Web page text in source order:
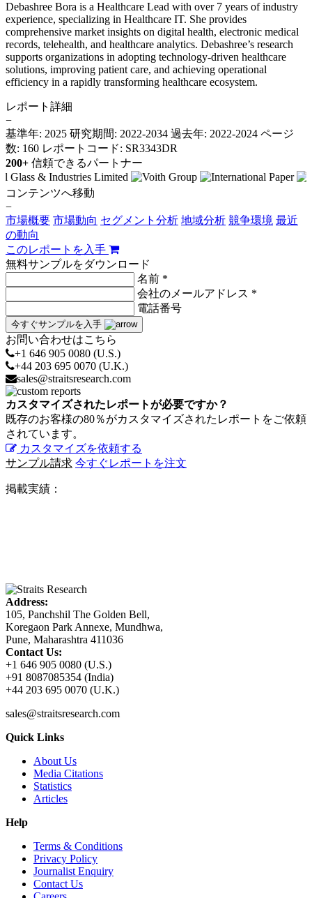
Debashree Bora is a Healthcare Lead with over 7 years of industry
experience, specializing in Healthcare IT. She provides
comprehensive market insights on digital health, electronic medical
records, telehealth, and healthcare analytics. Debashree’s research
supports organizations in adopting technology-driven healthcare
solutions, improving patient care, and achieving operational
efficiency in a rapidly transforming healthcare ecosystem.
レポート詳細
−
基準年: 2025 研究期間: 2022-2034 過去年: 2022-2024 ページ
数: 160 レポートコード: SR3343DR
200+ 信頼できるパートナー
コンテンツへ移動
−
市場概要 市場動向 セグメント分析 地域分析 競争環境 最近
の動向
このレポートを入手
無料サンプルをダウンロード
名前 *
会社のメールアドレス *
電話番号
今すぐサンプルを入手
お問い合わせはこちら
+1 646 905 0080 (U.S.)
+44 203 695 0070 (U.K.)
sales@straitsresearch.com
カスタマイズされたレポートが必要ですか？
既存のお客様の80％がカスタマイズされたレポートをご依頼
されています。
カスタマイズを依頼する
サンプル請求 今すぐレポートを注文
掲載実績：
Address:
105, Panchshil The Golden Bell,
Koregaon Park Annexe, Mundhwa,
Pune, Maharashtra 411036
Contact Us:
+1 646 905 0080 (U.S.)
+91 8087085354 (India)
+44 203 695 0070 (U.K.)
sales@straitsresearch.com
Quick Links
About Us
Media Citations
Statistics
Articles
Help
Terms & Conditions
Privacy Policy
Journalist Enquiry
Contact Us